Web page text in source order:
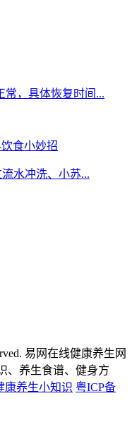
常，具体恢复时间...
食小妙招
水冲洗、小苏...
、禁止性生活...
惕：头发5个变化，甲
易网在线健康养生网
、养生食谱、健身方
康养生小知识 粤ICP备